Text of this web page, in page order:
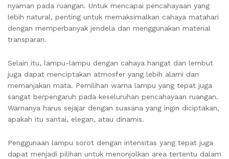
nyaman pada ruangan. Untuk mencapai pencahayaan yang
lebih natural, penting untuk memaksimalkan cahaya matahari
dengan memperbanyak jendela dan menggunakan material
transparan.
Selain itu, lampu-lampu dengan cahaya hangat dan lembut
juga dapat menciptakan atmosfer yang lebih alami dan
memanjakan mata. Pemilihan warna lampu yang tepat juga
sangat berpengaruh pada keseluruhan pencahayaan ruangan.
Warnanya harus sejajar dengan suasana yang ingin diciptakan,
apakah itu santai, elegan, atau dinamis.
Penggunaan lampu sorot dengan intensitas yang tepat juga
dapat menjadi pilihan untuk menonjolkan area tertentu dalam